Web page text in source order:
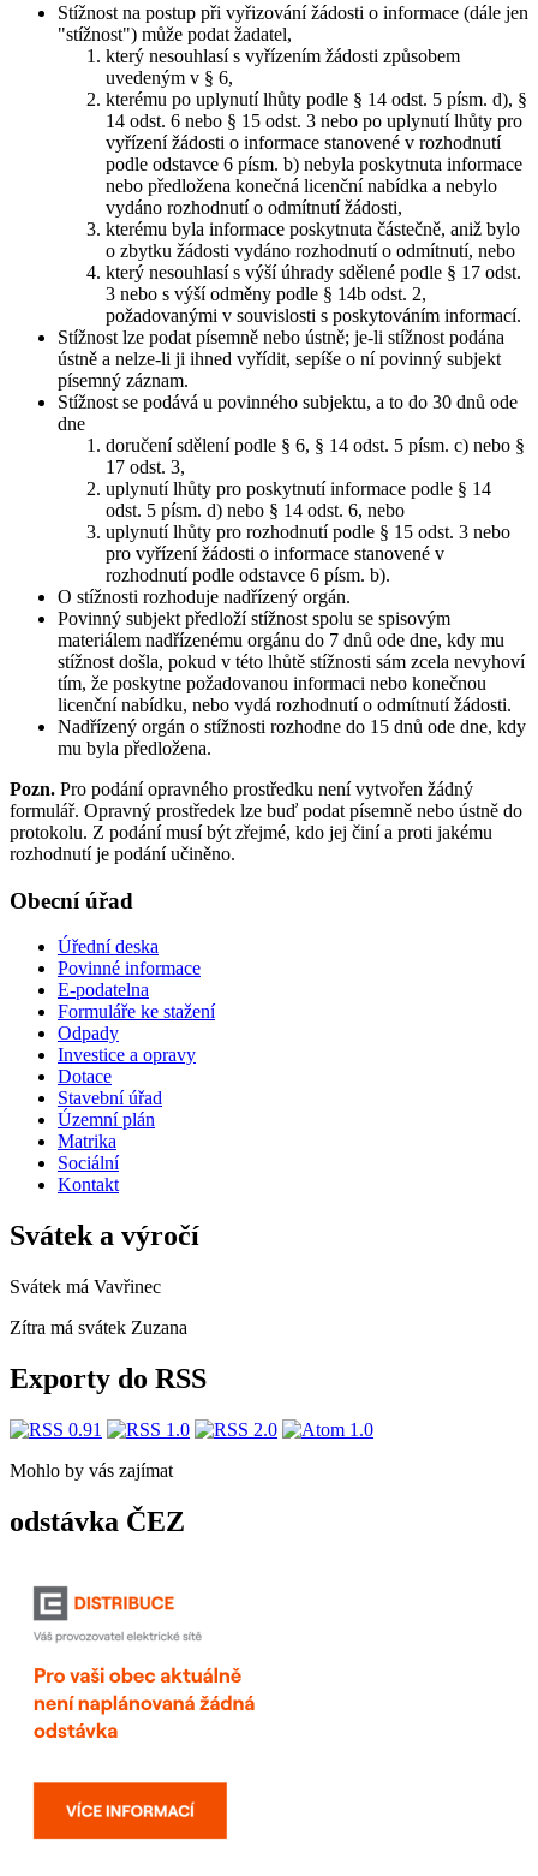
Stížnost na postup při vyřizování žádosti o informace (dále jen
"stížnost") může podat žadatel,
který nesouhlasí s vyřízením žádosti způsobem
uvedeným v § 6,
kterému po uplynutí lhůty podle § 14 odst. 5 písm. d), §
14 odst. 6 nebo § 15 odst. 3 nebo po uplynutí lhůty pro
vyřízení žádosti o informace stanovené v rozhodnutí
podle odstavce 6 písm. b) nebyla poskytnuta informace
nebo předložena konečná licenční nabídka a nebylo
vydáno rozhodnutí o odmítnutí žádosti,
kterému byla informace poskytnuta částečně, aniž bylo
o zbytku žádosti vydáno rozhodnutí o odmítnutí, nebo
který nesouhlasí s výší úhrady sdělené podle § 17 odst.
3 nebo s výší odměny podle § 14b odst. 2,
požadovanými v souvislosti s poskytováním informací.
Stížnost lze podat písemně nebo ústně; je-li stížnost podána
ústně a nelze-li ji ihned vyřídit, sepíše o ní povinný subjekt
písemný záznam.
Stížnost se podává u povinného subjektu, a to do 30 dnů ode
dne
doručení sdělení podle § 6, § 14 odst. 5 písm. c) nebo §
17 odst. 3,
uplynutí lhůty pro poskytnutí informace podle § 14
odst. 5 písm. d) nebo § 14 odst. 6, nebo
uplynutí lhůty pro rozhodnutí podle § 15 odst. 3 nebo
pro vyřízení žádosti o informace stanovené v
rozhodnutí podle odstavce 6 písm. b).
O stížnosti rozhoduje nadřízený orgán.
Povinný subjekt předloží stížnost spolu se spisovým
materiálem nadřízenému orgánu do 7 dnů ode dne, kdy mu
stížnost došla, pokud v této lhůtě stížnosti sám zcela nevyhoví
tím, že poskytne požadovanou informaci nebo konečnou
licenční nabídku, nebo vydá rozhodnutí o odmítnutí žádosti.
Nadřízený orgán o stížnosti rozhodne do 15 dnů ode dne, kdy
mu byla předložena.
Pozn. Pro podání opravného prostředku není vytvořen žádný
formulář. Opravný prostředek lze buď podat písemně nebo ústně do
protokolu. Z podání musí být zřejmé, kdo jej činí a proti jakému
rozhodnutí je podání učiněno.
Obecní úřad
Úřední deska
Povinné informace
E-podatelna
Formuláře ke stažení
Odpady
Investice a opravy
Dotace
Stavební úřad
Územní plán
Matrika
Sociální
Kontakt
Svátek a výročí
Svátek má Vavřinec
Zítra má svátek Zuzana
Exporty do RSS
Mohlo by vás zajímat
odstávka ČEZ